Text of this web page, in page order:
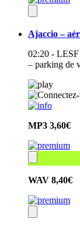
Ajaccio –
02:20 - LESF
– parking de
MP3 3,60€
WAV 8,40€